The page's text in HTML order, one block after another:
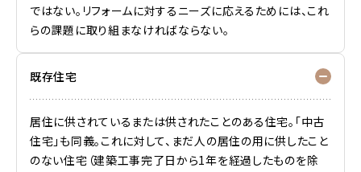
ではない。リフォームに対するニーズに応えるためには、これ
らの課題に取り組まなければならない。
既存住宅
居住に供されているまたは供されたことのある住宅。「中古
住宅」も同義。これに対して、まだ人の居住の用に供したこと
のない住宅（建築工事完了日から1年を経過したものを除